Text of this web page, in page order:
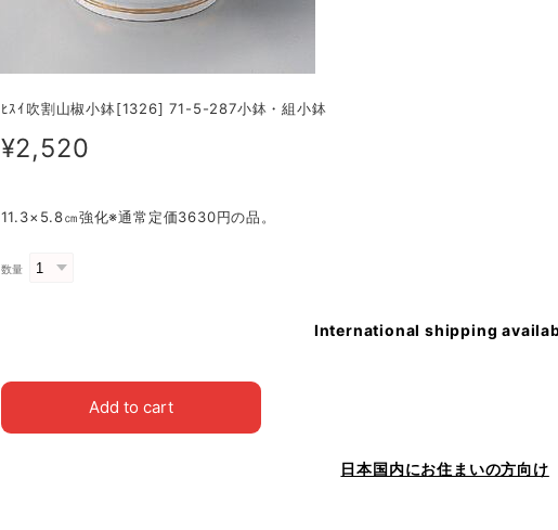
ﾋｽｲ吹割山椒小鉢[1326] 71-5-287小鉢・組小鉢
¥2,520
11.3×5.8㎝強化※通常定価3630円の品。
数量
International shipping
Add to cart
日本国内にお住まいの方向け